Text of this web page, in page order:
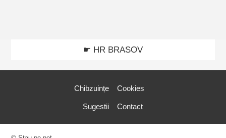
☛ HR BRASOV
Chibzuințe
Sugestii
Cookies
Contact